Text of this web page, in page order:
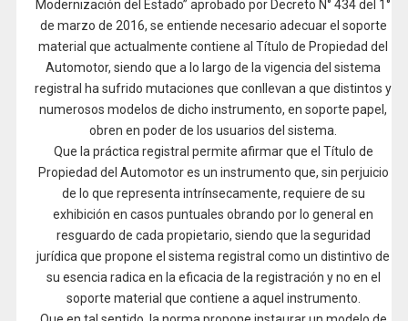
Modernización del Estado” aprobado por Decreto N° 434 del 1°
de marzo de 2016, se entiende necesario adecuar el soporte
material que actualmente contiene al Título de Propiedad del
Automotor, siendo que a lo largo de la vigencia del sistema
registral ha sufrido mutaciones que conllevan a que distintos y
numerosos modelos de dicho instrumento, en soporte papel,
obren en poder de los usuarios del sistema.
Que la práctica registral permite afirmar que el Título de
Propiedad del Automotor es un instrumento que, sin perjuicio
de lo que representa intrínsecamente, requiere de su
exhibición en casos puntuales obrando por lo general en
resguardo de cada propietario, siendo que la seguridad
jurídica que propone el sistema registral como un distintivo de
su esencia radica en la eficacia de la registración y no en el
soporte material que contiene a aquel instrumento.